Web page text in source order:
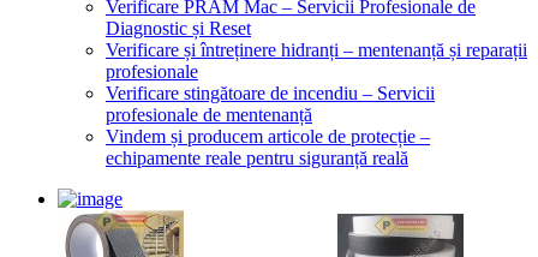
Verificare PRAM Mac – Servicii Profesionale de
Diagnostic și Reset
Verificare și întreținere hidranți – mentenanță și reparații
profesionale
Verificare stingătoare de incendiu – Servicii
profesionale de mentenanță
Vindem și producem articole de protecție –
echipamente reale pentru siguranță reală